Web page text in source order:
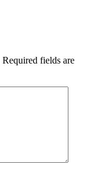
Required fields are